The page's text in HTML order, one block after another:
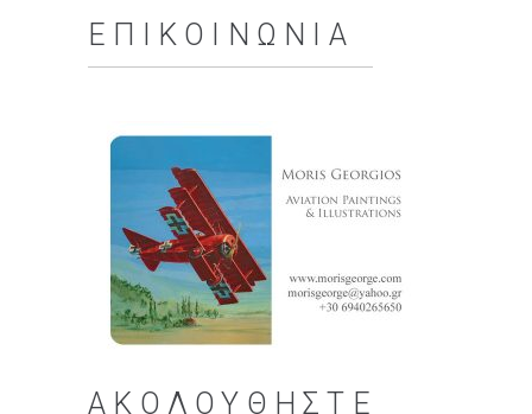
ΕΠΙΚΟΙΝΩΝΊΑ
ΑΚΟΛΟΥΘΉΣΤΕ